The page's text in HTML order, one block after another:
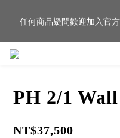
群
任何商品疑問歡迎加入官
新品到貨｜日本燈具品牌
PH 2/1
NT$37,500